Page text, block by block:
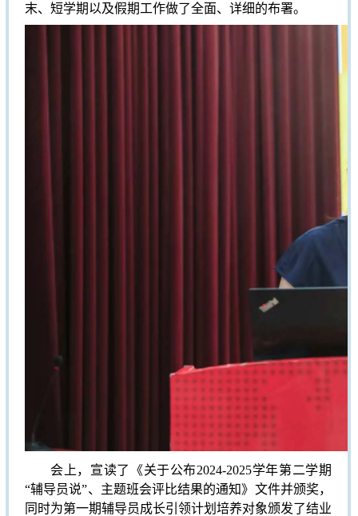
末、短学期以及假期工作做了全面、详细的布署。
会上，宣读了《关于公布2024-2025学年第二学期
“辅导员说”、主题班会评比结果的通知》文件并颁奖，
同时为第一期辅导员成长引领计划培养对象颁发了结业